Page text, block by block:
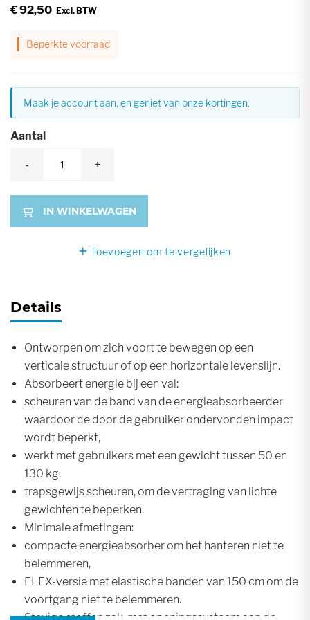
€ 92,50
Beperkte voorraad
Maak je account aan, en geniet van onze kortingen.
Aantal
- +
IN WINKELWAGEN
Toevoegen om te vergelijken
Details
Ontworpen om zich voort te bewegen op een
verticale structuur of op een horizontale levenslijn.
Absorbeert energie bij een val:
scheuren van de band van de energieabsorbeerder
waardoor de door de gebruiker ondervonden impact
wordt beperkt,
werkt met gebruikers met een gewicht tussen 50 en
130 kg,
trapsgewijs scheuren, om de vertraging van lichte
gewichten te beperken.
Minimale afmetingen:
compacte energieabsorber om het hanteren niet te
belemmeren,
FLEX-versie met elastische banden van 150 cm om de
voortgang niet te belemmeren.